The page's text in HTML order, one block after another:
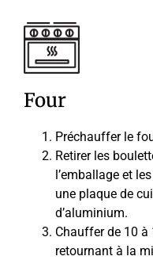
Four
Préchauffer le
Retirer les
l’emballage et
une plaque de
d’aluminium.
Chauffer de 10 à
retournant à la